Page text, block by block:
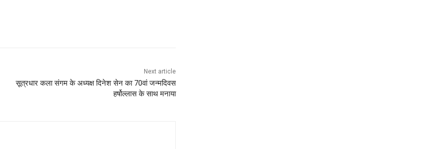
Next article
सूत्रधार कला संगम के अध्यक्ष दिनेश सेन का 70वां जन्मदिवस
हर्षोल्लास के साथ मनाया